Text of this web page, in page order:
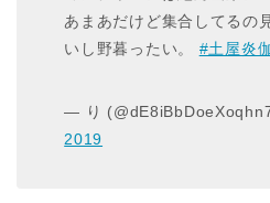
あまあだけど集合してるの
いし野暮ったい。 #土屋炎
— り
2019